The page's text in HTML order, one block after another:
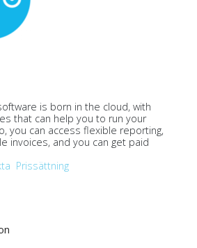
is born in the cloud, with
that can help you to run your
you can access flexible reporting,
invoices, and you can get paid
Prissättning